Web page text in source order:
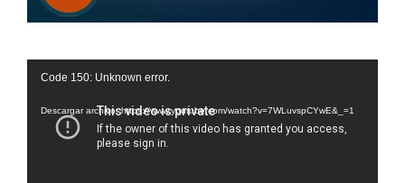
Reproductor
vídeo
Code 150: Unknown error.
Descargar archivo: https://www.youtube.com/watch?v=7WLuvspCYwE&_=1